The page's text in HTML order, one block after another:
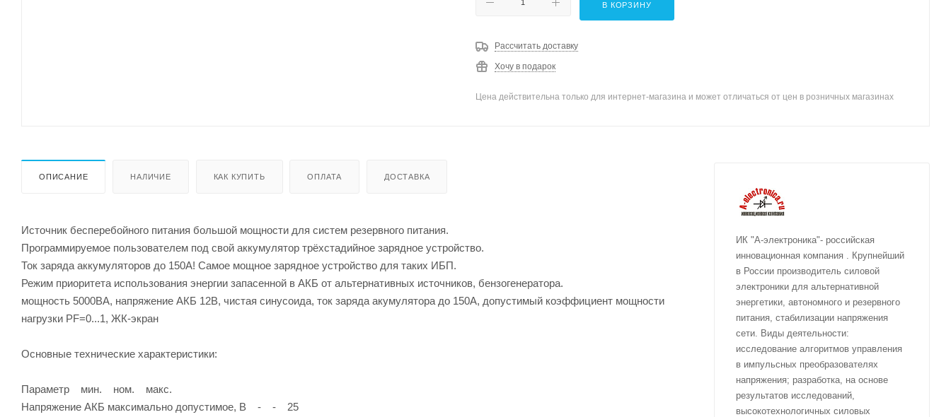
В КОРЗИНУ
Рассчитать доставку
Хочу в подарок
Цена действительна только для интернет-магазина и может отличаться от цен в розничных магазинах
ОПИСАНИЕ НАЛИЧИЕ КАК КУПИТЬ ОПЛАТА ДОСТАВКА
Источник бесперебойного питания большой мощности для систем резервного питания.
Программируемое пользователем под свой аккумулятор трёхстадийное зарядное устройство.
Ток заряда аккумуляторов до 150А! Самое мощное зарядное устройство для таких ИБП.
Режим приоритета использования энергии запасенной в АКБ от альтернативных источников, бензогенератора.
мощность 5000ВА, напряжение АКБ 12В, чистая синусоида, ток заряда акумулятора до 150А, допустимый коэффициент мощности
нагрузки PF=0...1, ЖК-экран
Основные технические характеристики:
Параметр мин. ном. макс.
Напряжение АКБ максимально допустимое, В - - 25
ИК "А-электроника"- российская
инновационная компания . Крупнейший
в России производитель силовой
электроники для альтернативной
энергетики, автономного и резервного
питания, стабилизации напряжения
сети. Виды деятельности:
исследование алгоритмов управления
в импульсных преобразователях
напряжения; разработка, на основе
результатов исследований,
высокотехнологичных силовых